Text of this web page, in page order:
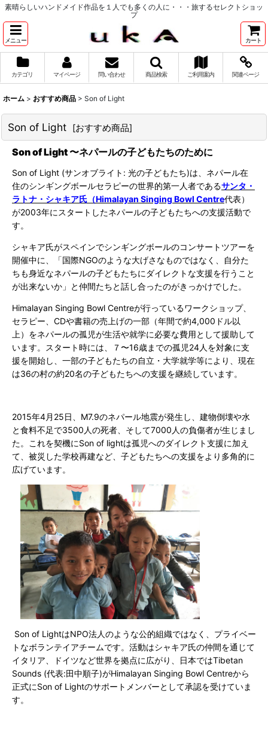
素晴らしいハンドメイド作品を１人でも多くの人に・・・旅するセレクトショッ
プ
メニュー カート
カテゴリ マイページ 問い合わせ 商品検索 ご利用案内 関連ページ
ホーム > おすすめ商品 > Son of Light
Son of Light [おすすめ商品]
Son of Light 〜ネパールの子どもたちのために
Son of Light (サンオブライト : 光の子どもたち)は、ネパール在
住のシンギングボールセラピーの世界的第一人者であるサンタ・
ラトナ・シャキア氏 （Himalayan Singing Bowl Centre代表）
が2003年にスタートしたネパールの子どもたちへの支援活動で
す。
シャキア氏がスペインでシンギングボールのコンサートツアーを
開催中に、「国際NGOのような大げさなものではなく、自分た
ちも身近なネパールの子どもたちにダイレクトな支援を行うこと
が出来ないか」と仲間たちと話し合ったのがきっかけでした。
Himalayan Singing Bowl Centreが行っているワークショップ、
セラピー、 CDや書籍の売上げの一部（年間で約4,000 ドル以
上）をネパールの孤児が生活や就学に必要な費用として援助して
います。スタート時には、７〜16歳までの孤児24人を対象に支
援を開始し、一部の子どもたちの自立・大学就学等により、現在
は36の村の約20名の子どもたちへの支援を継続しています。
2015年4月 25日、 M7.9のネパール地震が発生し、建物倒壊や水
と食料不足で3500人の死者、そして7000人の負傷者が生じまし
た。これを契機にSon of lightは孤児へのダイレクト支援に加え
て、被災した学校再建など、子どもたちへの支援をより多角的に
広げています。
Son of LightはNPO法人のような公的組織ではなく、プライベー
トなボランテイアチームです。活動はシャキア氏の仲間を通じて
イタリア、ドイツなど世界を拠点に広がり、日本ではTibetan
Sounds (代表:田中順子)がHimalayan Singing Bowl Centreから
正式にSon of Lightのサポートメンバーとして承認を受けていま
す。